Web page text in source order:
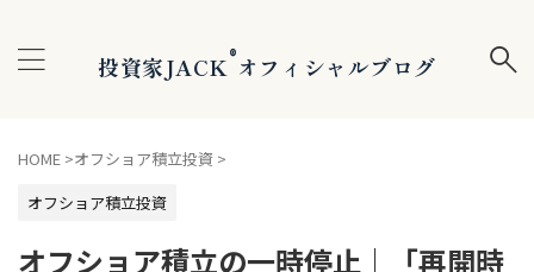
投資家JACK®オフィシャルブログ
HOME >オフショア積立投資 >
オフショア積立投資
オフショア積立の一時停止｜「再開時